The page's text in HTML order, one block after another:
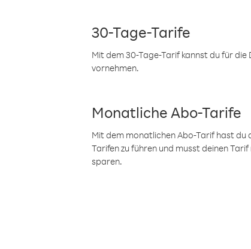
30-Tage-Tarife
Mit dem 30-Tage-Tarif kannst du für die
vornehmen.
Monatliche Abo-Tarife
Mit dem monatlichen Abo-Tarif hast du
Tarifen zu führen und musst deinen
sparen.